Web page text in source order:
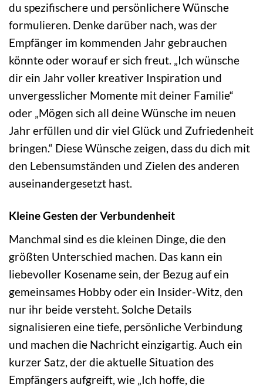
du spezifischere und persönlichere Wünsche
formulieren. Denke darüber nach, was der
Empfänger im kommenden Jahr gebrauchen
könnte oder worauf er sich freut. „Ich wünsche
dir ein Jahr voller kreativer Inspiration und
unvergesslicher Momente mit deiner Familie“
oder „Mögen sich all deine Wünsche im neuen
Jahr erfüllen und dir viel Glück und Zufriedenheit
bringen.“ Diese Wünsche zeigen, dass du dich mit
den Lebensumständen und Zielen des anderen
auseinandergesetzt hast.
Kleine Gesten der Verbundenheit
Manchmal sind es die kleinen Dinge, die den
größten Unterschied machen. Das kann ein
liebevoller Kosename sein, der Bezug auf ein
gemeinsames Hobby oder ein Insider-Witz, den
nur ihr beide versteht. Solche Details
signalisieren eine tiefe, persönliche Verbindung
und machen die Nachricht einzigartig. Auch ein
kurzer Satz, der die aktuelle Situation des
Empfängers aufgreift, wie „Ich hoffe, die